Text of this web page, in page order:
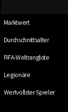
Marktwert
Durchschnittsalter
FIFA-Weltrangliste
Legionäre
Wertvollster Spieler